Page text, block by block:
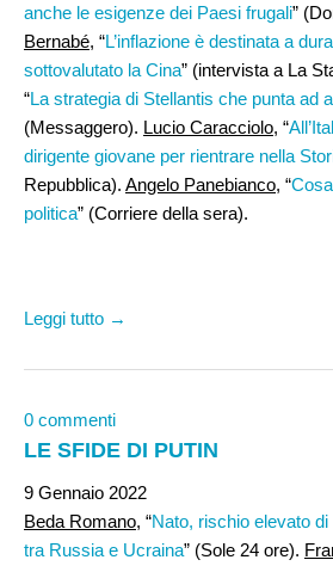
anche le esigenze dei Paesi frugali”
Bernabé, “L’inflazione è destinata a
sottovalutato la Cina” (intervista a La
“La strategia di Stellantis che punta ad
(Messaggero). Lucio Caracciolo, “
dirigente giovane per rientrare nella
Repubblica). Angelo Panebianco, “
politica” (Corriere della sera).
Leggi tutto →
0 commenti
LE SFIDE DI PUTIN
9 Gennaio 2022
Beda Romano, “Nato, rischio elevato
tra Russia e Ucraina” (Sole 24 ore).